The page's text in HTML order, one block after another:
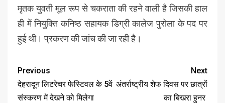
मृतक युवती मूल रूप से चकराता की रहने वाली है जिसकी हाल
ही में नियुक्ति कनिष्ठ सहायक डिग्री कालेज पुरोला के पद पर
हुई थी। प्रकरण की जांच की जा रही है।
Previous
देहरादून लिटरेचर फेस्टिवल के 5वें
संस्करण में देखने को मिलेगा
Next
अंतर्राष्ट्रीय शेफ दिवस पर छात्रों
का बिखरा हुनर